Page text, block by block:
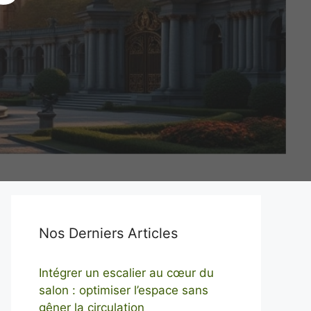
Nos Derniers Articles
Intégrer un escalier au cœur du
salon : optimiser l’espace sans
gêner la circulation